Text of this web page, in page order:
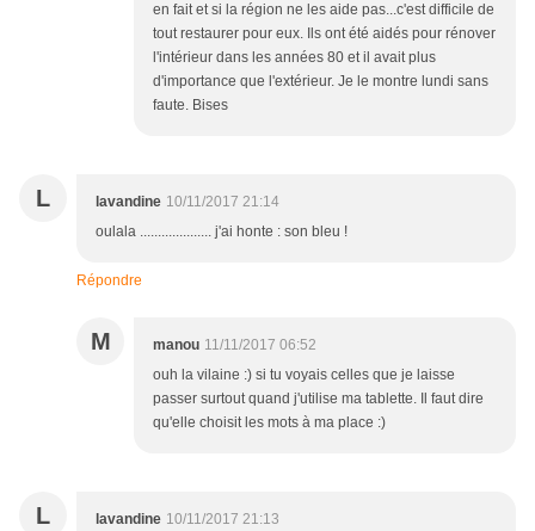
en fait et si la région ne les aide pas...c'est difficile de
tout restaurer pour eux. Ils ont été aidés pour rénover
l'intérieur dans les années 80 et il avait plus
d'importance que l'extérieur. Je le montre lundi sans
faute. Bises
L lavandine 10/11/2017 21:14
oulala .................... j'ai honte : son bleu !
Répondre
M manou 11/11/2017 06:52
ouh la vilaine :) si tu voyais celles que je laisse
passer surtout quand j'utilise ma tablette. Il faut dire
qu'elle choisit les mots à ma place :)
L lavandine 10/11/2017 21:13